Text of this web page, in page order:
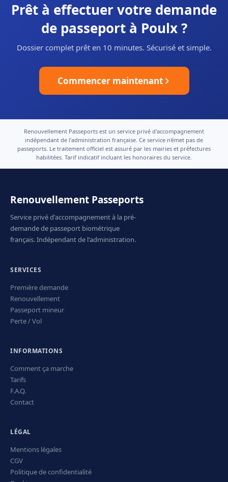
Prêt à effectuer votre demande
de passeport à Poulx ?
Dossier complet prêt en 10 minutes. Sécurisé et simple.
Commencer maintenant
Renouvellement Passeports est un service privé d'accompagnement
indépendant de l'administration française. Ce service n'émet pas de
passeports. Le traitement officiel est assuré par les mairies et préfectures
habilitées. Tarif indicatif incluant les honoraires du service.
Renouvellement Passeports
Service privé d'accompagnement à la pré-
demande de passeport biométrique
français. Indépendant de l'administration.
SERVICES
Première demande
Renouvellement
Passeport mineur
Perte / Vol
INFORMATIONS
Comment ça marche
Tarifs
F.A.Q.
Contact
LÉGAL
Mentions légales
CGV
Politique de confidentialité